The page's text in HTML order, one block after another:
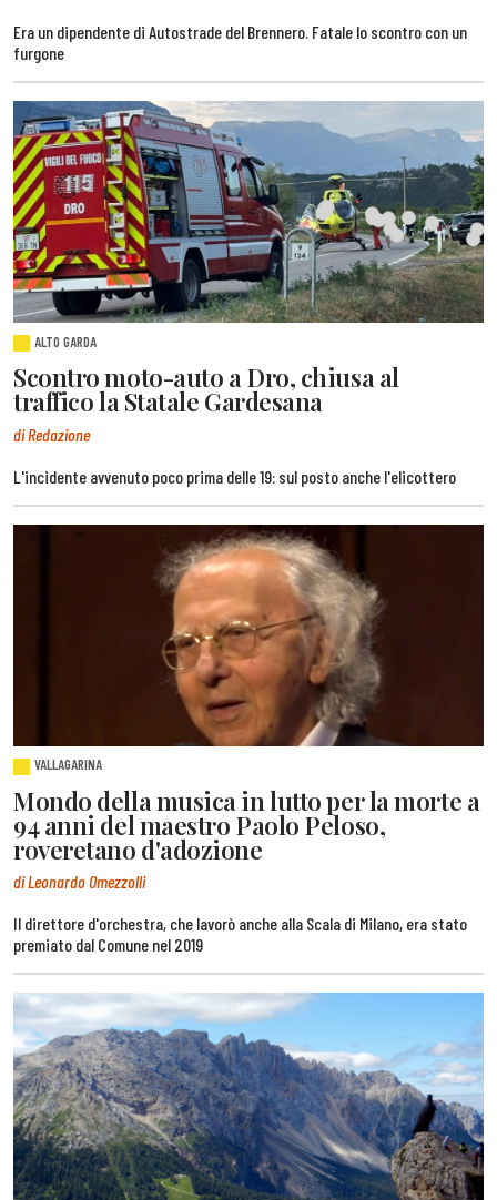
Era un dipendente di Autostrade del Brennero. Fatale lo scontro con un
furgone
ALTO GARDA
Scontro moto-auto a Dro, chiusa al
traffico la Statale Gardesana
di Redazione
L'incidente avvenuto poco prima delle 19: sul posto anche l'elicottero
VALLAGARINA
Mondo della musica in lutto per la morte a
94 anni del maestro Paolo Peloso,
roveretano d'adozione
di Leonardo Omezzolli
Il direttore d'orchestra, che lavorò anche alla Scala di Milano, era stato
premiato dal Comune nel 2019